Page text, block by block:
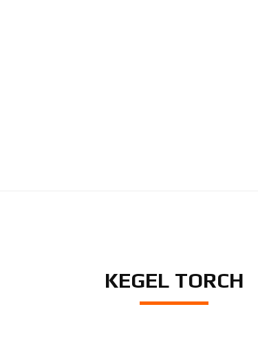
KEGEL TORCH